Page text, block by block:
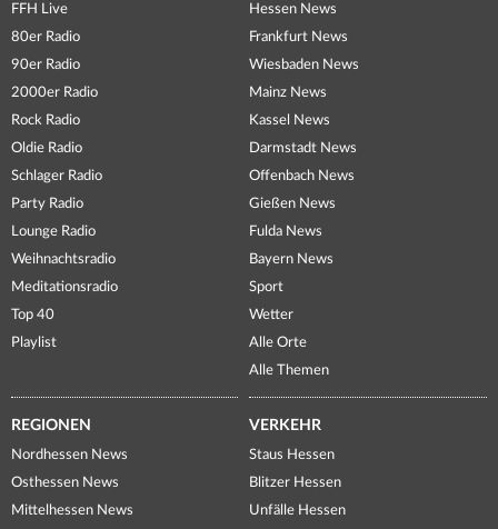
FFH Live
80er Radio
90er Radio
2000er Radio
Rock Radio
Oldie Radio
Schlager Radio
Party Radio
Lounge Radio
Weihnachtsradio
Meditationsradio
Top 40
Playlist
Hessen News
Frankfurt News
Wiesbaden News
Mainz News
Kassel News
Darmstadt News
Offenbach News
Gießen News
Fulda News
Bayern News
Sport
Wetter
Alle Orte
Alle Themen
REGIONEN
Nordhessen News
Osthessen News
Mittelhessen News
VERKEHR
Staus Hessen
Blitzer Hessen
Unfälle Hessen